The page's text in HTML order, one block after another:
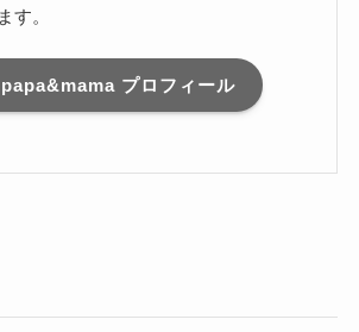
す。
プロフィール